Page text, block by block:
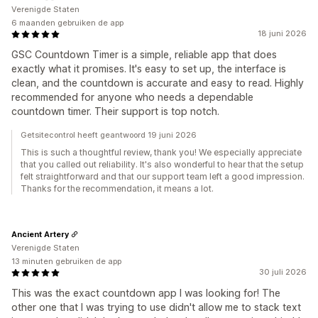
18 juni 2026
GSC Countdown Timer is a simple, reliable app that does
exactly what it promises. It's easy to set up, the interface is
clean, and the countdown is accurate and easy to read. Highly
recommended for anyone who needs a dependable
countdown timer. Their support is top notch.
Verenigde Staten
6 maanden gebruiken de app
Getsitecontrol heeft geantwoord 19 juni 2026
This is such a thoughtful review, thank you! We especially appreciate
that you called out reliability. It's also wonderful to hear that the setup
felt straightforward and that our support team left a good impression.
Thanks for the recommendation, it means a lot.
30 juli 2026
This was the exact countdown app I was looking for! The
other one that I was trying to use didn't allow me to stack text
Ancient Artery
Verenigde Staten
13 minuten gebruiken de app